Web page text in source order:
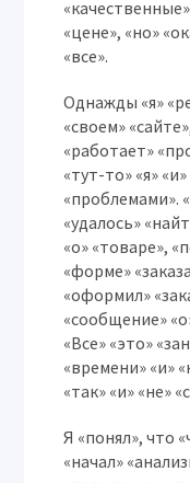
«цене», «но»
«все».
Однажды «я»
«своем»
«работает»
«тут-то» «я»
«проблемами».
«удалось»
«о» «товаре»,
«форме»
«оформил»
«сообщение»
«Все» «это»
«времени» «и»
«так» «и» «не»
Я «понял», что
«начал»